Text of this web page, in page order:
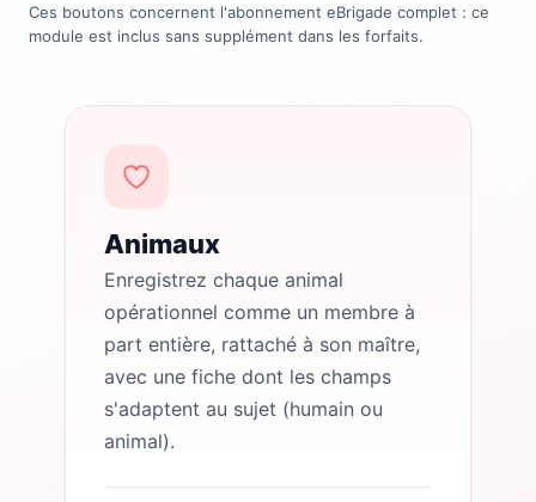
Ces boutons concernent l'abonnement eBrigade complet : ce
module est inclus sans supplément dans les forfaits.
Animaux
Enregistrez chaque animal
opérationnel comme un membre à
part entière, rattaché à son maître,
avec une fiche dont les champs
s'adaptent au sujet (humain ou
animal).